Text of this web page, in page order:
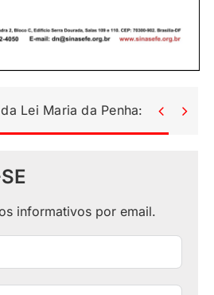
Lei Maria da Penha: uma lei
 
informativos por email.